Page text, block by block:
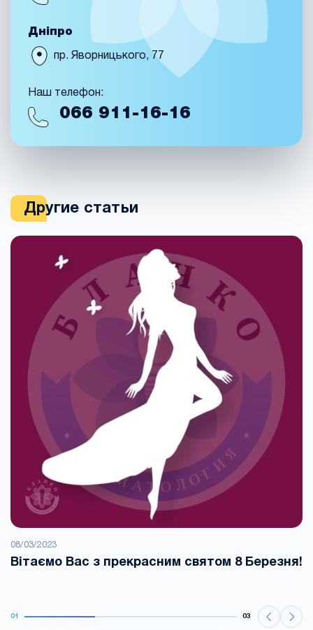
Дніпро
пр. Яворницького, 77
Наш телефон:
066 911-16-16
Другие статьи
08/03/2023
Вітаємо Вас з прекрасним святом 8 Березня!
01 03